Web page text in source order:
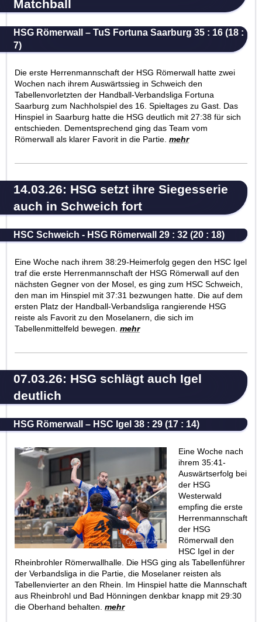
Matchball
HSG Römerwall – TuS Fortuna Saarburg 35 : 16 (18 :
7)
Die erste Herrenmannschaft der HSG Römerwall hatte zwei
Wochen nach ihrem Auswärtssieg in Schweich den
Tabellenvorletzten der Handball-Verbandsliga Fortuna
Saarburg zum Nachholspiel des 16. Spieltages zu Gast. Das
Hinspiel in Saarburg hatte die HSG deutlich mit 27:38 für sich
entschieden. Dementsprechend ging das Team vom
Römerwall als klarer Favorit in die Partie. mehr
14.03.26: HSG setzt ihre Siegesserie
auch in Schweich fort
HSC Schweich - HSG Römerwall 29 : 32 (20 : 18)
Eine Woche nach ihrem 38:29-Heimerfolg gegen den HSC Igel
traf die erste Herrenmannschaft der HSG Römerwall auf den
nächsten Gegner von der Mosel, es ging zum HSC Schweich,
den man im Hinspiel mit 37:31 bezwungen hatte. Die auf dem
ersten Platz der Handball-Verbandsliga rangierende HSG
reiste als Favorit zu den Moselanern, die sich im
Tabellenmittelfeld bewegen. mehr
07.03.26: HSG schlägt auch Igel
deutlich
HSG Römerwall – HSC Igel 38 : 29 (17 : 14)
Eine Woche nach
ihrem 35:41-
Auswärtserfolg bei
der HSG
Westerwald
empfing die erste
Herrenmannschaft
der HSG
Römerwall den
HSC Igel in der
Rheinbrohler Römerwallhalle. Die HSG ging als Tabellenführer
der Verbandsliga in die Partie, die Moselaner reisten als
Tabellenvierter an den Rhein. Im Hinspiel hatte die Mannschaft
aus Rheinbrohl und Bad Hönningen denkbar knapp mit 29:30
die Oberhand behalten. mehr